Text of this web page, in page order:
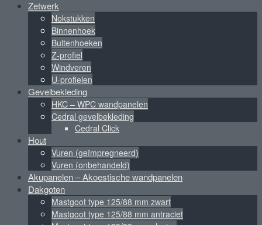
Zetwerk
Nokstukken
Binnenhoek
Buitenhoeken
Z-profiel
Windveren
U-profielen
Gevelbekleding
HKC – WPC wandpanelen
Cedral gevelbekleding
Cedral Click
Hout
Vuren (geïmpregneerd)
Vuren (onbehandeld)
Akupanelen – Akoestische wandpanelen
Dakgoten
Mastgoot type 125/88 mm zwart
Mastgoot type 125/88 mm antraciet